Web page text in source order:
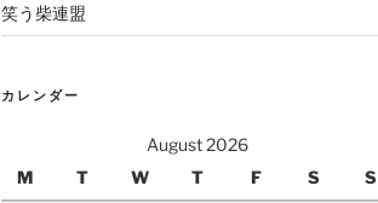
笑う柴連盟
カレンダー
August 2026
M
T W T F S S